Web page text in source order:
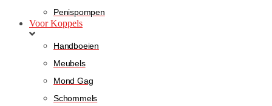
Penispompen
Voor Koppels
Handboeien
Meubels
Mond Gag
Schommels